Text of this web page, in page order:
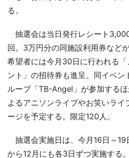
る。
抽選会は当日発行レシート
回。3万円分の同施設利用券など
希望者には今月30日に行われる
ント」の招待券も進呈。同イベ
ループ「TB-Angel」が参加する
よるアニソンライブやお笑いライ
ージを予定する。限定120人。
抽選会実施日は、今月16日～
から12月にも各3日ずつ実施する